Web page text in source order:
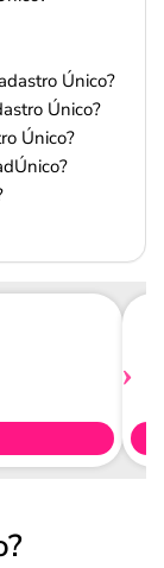
Único?
Único?
Único?